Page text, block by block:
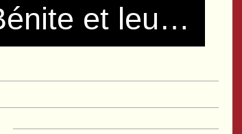
Les communistes de Pierre Bénite et leurs amis !